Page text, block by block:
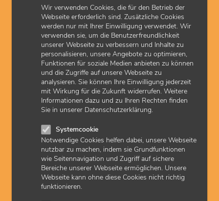
Wir verwenden Cookies, die für den Betrieb der
Webseite erforderlich sind. Zusätzliche Cookies
werden nur mit Ihrer Einwilligung verwendet. Wir
verwenden sie, um die Benutzerfreundlichkeit
unserer Webseite zu verbessern und Inhalte zu
personalisieren, unsere Angebote zu optimieren,
Funktionen für soziale Medien anbieten zu können
und die Zugriffe auf unsere Webseite zu
analysieren. Sie können Ihre Einwilligung jederzeit
mit Wirkung für die Zukunft widerrufen. Weitere
Informationen dazu und zu Ihren Rechten finden
Sie in unserer Datenschutzerklärung.
Systemcookie
Notwendige Cookies helfen dabei, unsere Webseite
nutzbar zu machen, indem sie Grundfunktionen
wie Seitennavigation und Zugriff auf sichere
Bereiche unserer Webseite ermöglichen. Unsere
Webseite kann ohne diese Cookies nicht richtig
funktionieren.
Nachweischeck
unterstützt Sie bei der Vorbereitung.
Um Epilepsie im Rahmen der ASV behandeln zu können,
müssen Sie einegesicherte Diagnose
angeben. Für
Kinder und Jugendliche ist eine Verdachtsdiagnose
ausreichend. Diese muss jedoch innerhalb von zwei
Quartalen nach Erstkontakt in eine gesicherte Diagnose
überführt sein. Weitere Informationen sind in der
Richtlinie
Anlage 1.2 Schwere Verlaufsformen von
Erkrankungen mit besonderen Krankheitsverläufen unter
dem Lesezeichen „zerebralen Anfallsleiden (Epilepsie)“
aufgelistet.
zuletzt aktualisiert am: 15.07.2024
Downloads